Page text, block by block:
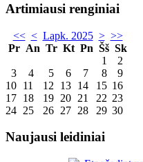
Artimiausi renginiai
<< < Lapk. 2025 > >>
Pr An Tr Kt Pn Šš Sk
1
2
3
4 5 6 7 8
9
10 11 12 13 14 15 16
17 18 19 20 21 22 23
24 25 26 27 28 29 30
Naujausi leidiniai